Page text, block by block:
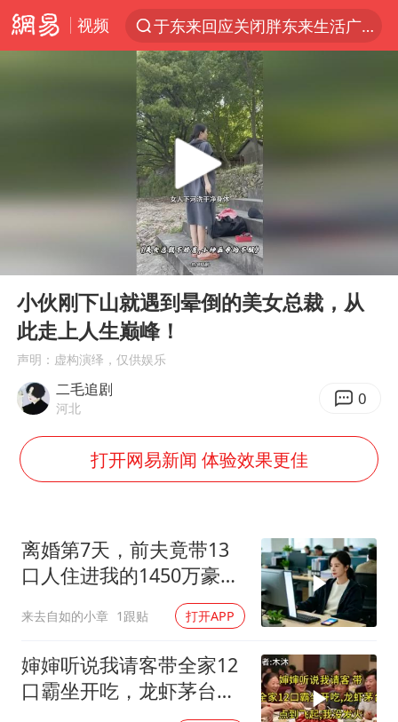
视频
于东来回应关闭胖东来生活广场店
上半年我国经营主体结构持续优化
白海豚登陆强度略强于巴威
《披荆斩棘2026》阵容官宣
杭州机场已取消航班388架次
美将每月供乌爱国者拦截导弹
上海中心千吨“镇楼神器”摆动明显
《龙餐馆》 冲奖
国足U17与阿森纳决赛取消 并列冠军
构建更高水平的全民健身公共服务体系
韩军前线部队连曝丑闻
奋力开创中国式现代化建设新局面
Play
小伙刚下山就遇到晕倒的美女总裁，从
此走上人生巅峰！
声明：虚构演绎，仅供娱乐
二毛追剧
河北 0
打开网易新闻 体验效果更佳
离婚第7天，前夫竟带13
口人住进我的1450万豪
来去自如的小章 1跟贴 打开APP
婶婶听说我请客带全家12
口霸坐开吃，龙虾茅台点